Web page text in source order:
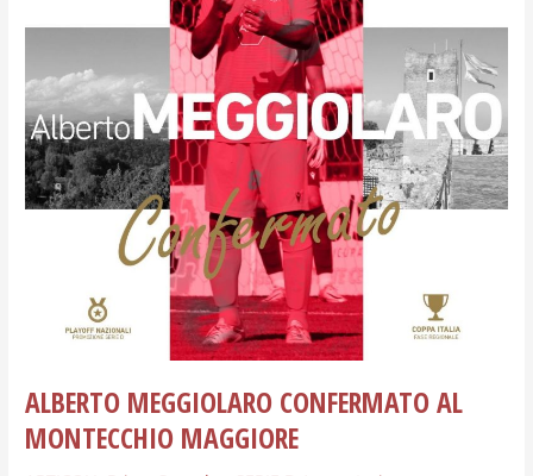
ALBERTO MEGGIOLARO CONFERMATO AL
MONTECCHIO MAGGIORE